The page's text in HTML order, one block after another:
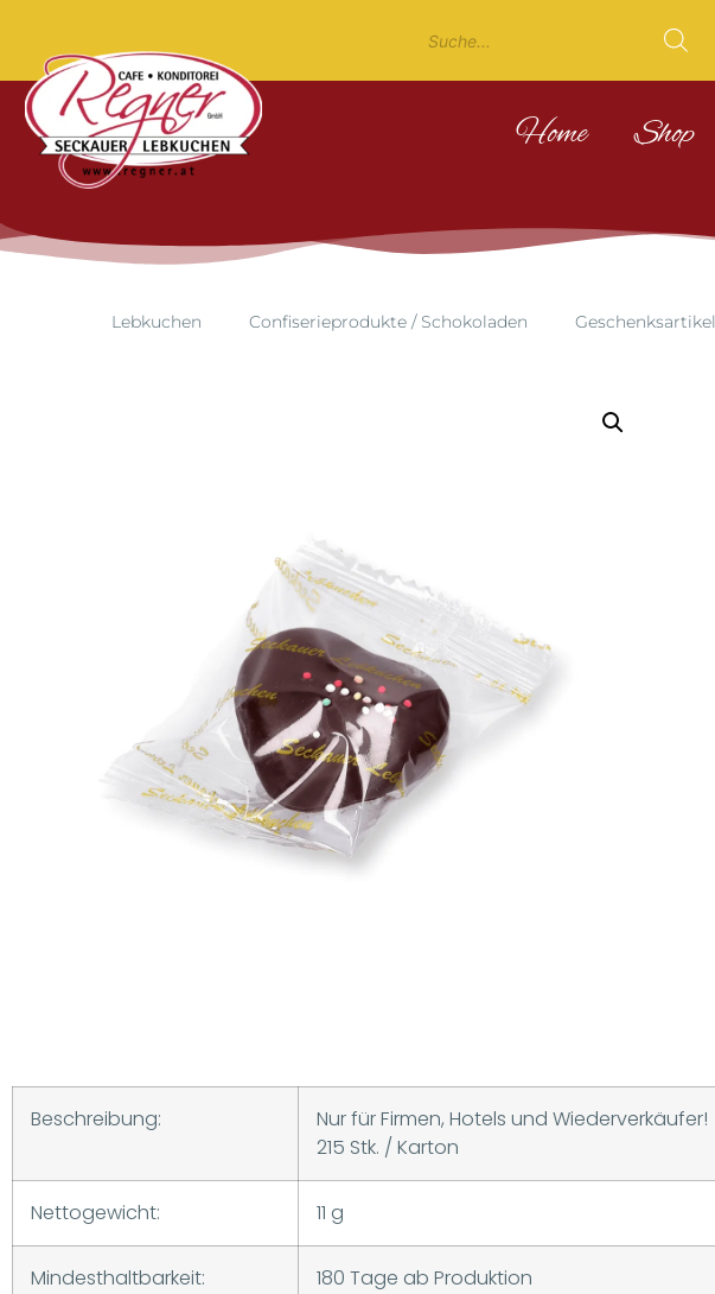
Home Shop
Lebkuchen Confiserieprodukte / Schokoladen Geschenksartikel
Beschreibung:
Nur für Firmen, Hotels und Wiederverkäufer!
215 Stk. / Karton
Nettogewicht: 11 g
Mindesthaltbarkeit: 180 Tage ab Produktion